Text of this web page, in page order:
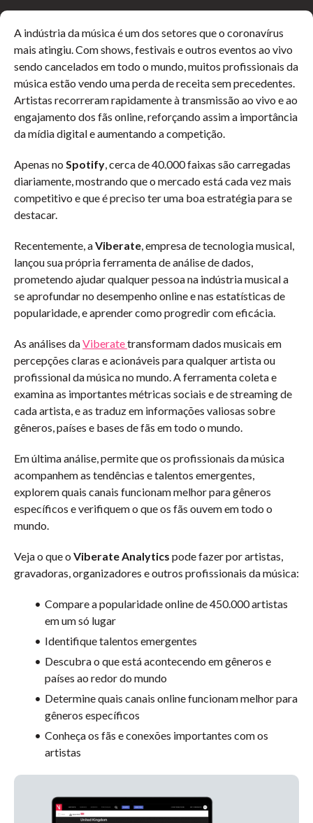
A indústria da música é um dos setores que o coronavírus
mais atingiu. Com shows, festivais e outros eventos ao vivo
sendo cancelados em todo o mundo, muitos profissionais da
música estão vendo uma perda de receita sem precedentes.
Artistas recorreram rapidamente à transmissão ao vivo e ao
engajamento dos fãs online, reforçando assim a importância
da mídia digital e aumentando a competição.
Apenas no Spotify, cerca de 40.000 faixas são carregadas
diariamente, mostrando que o mercado está cada vez mais
competitivo e que é preciso ter uma boa estratégia para se
destacar.
Recentemente, aViberate, empresa de tecnologia musical,
lançou sua própria ferramenta de análise de dados,
prometendo ajudar qualquer pessoa na indústria musical a
se aprofundar no desempenho online e nas estatísticas de
popularidade, e aprender como progredir com eficácia.
As análises daViberatetransformam dados musicais em
percepções claras e acionáveis ​​para qualquer artista ou
profissional da música no mundo. A ferramenta coleta e
examina as importantes métricas sociais e de streaming de
cada artista, e as traduz em informações valiosas sobre
gêneros, países e bases de fãs em todo o mundo.
Em última análise, permite que os profissionais da música
acompanhem as tendências e talentos emergentes,
explorem quais canais funcionam melhor para gêneros
específicos e verifiquem o que os fãs ouvem em todo o
mundo.
Veja o que o Viberate Analytics pode fazer por artistas,
gravadoras, organizadores e outros profissionais da música:
Compare a popularidade online de 450.000 artistas
em um só lugar
Identifique talentos emergentes
Descubra o que está acontecendo em gêneros e
países ao redor do mundo
Determine quais canais online funcionam melhor para
gêneros específicos
Conheça os fãs e conexões importantes com os
artistas